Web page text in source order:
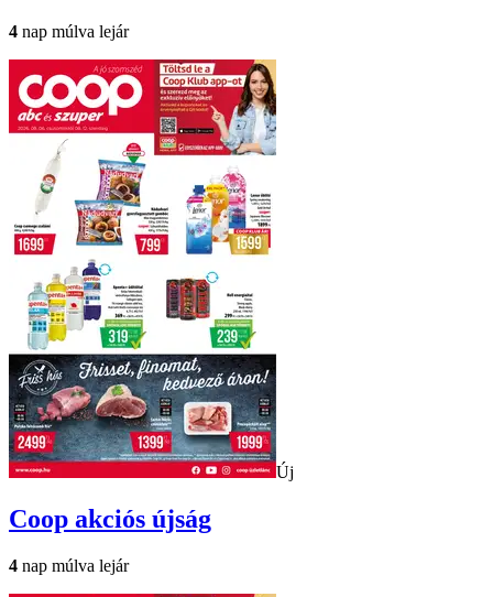
4 nap múlva lejár
Új
Coop akciós újság
4 nap múlva lejár